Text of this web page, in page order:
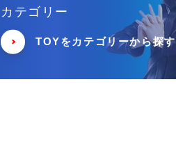
カテゴリー
TOYをカテゴリーから探す